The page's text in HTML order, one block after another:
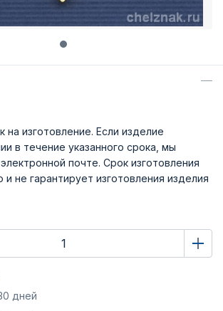
на изготовление. Если изделие
в течение указанного срока, мы
почте. Срок изготовления
и не гарантирует изготовления изделия
дней